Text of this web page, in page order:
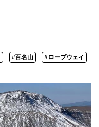
#百名山 #ロープウェイ